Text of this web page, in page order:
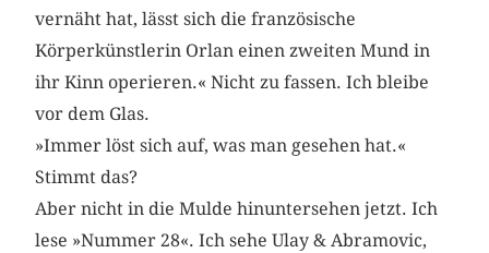
vernäht hat, lässt sich die französische
Körperkünstlerin Orlan einen zweiten Mund in
ihr Kinn operieren.« Nicht zu fassen. Ich bleibe
vor dem Glas.
»Immer löst sich auf, was man gesehen hat.«
Stimmt das?
Aber nicht in die Mulde hinuntersehen jetzt. Ich
lese »Nummer 28«. Ich sehe Ulay & Abramovic,